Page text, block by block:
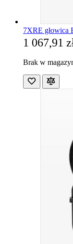
7XRE głowica
1 067,91
Brak w